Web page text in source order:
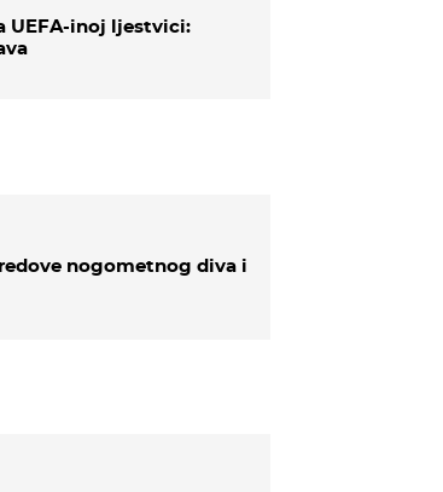
UEFA-inoj ljestvici:
nogometnog diva i